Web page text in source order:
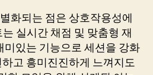
화되는 점은 상호작용성에
실시간 채점 및 맞춤형 재
미있는 기능으로 세션을 강화
고 흥미진진하게 느껴지도